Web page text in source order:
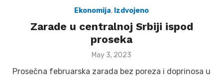
Ekonomija, Izdvojeno
Zarade u centralnoj Srbiji ispod
proseka
Posted
May 3, 2023
Prosečna februarska zarada bez poreza i doprinosa u